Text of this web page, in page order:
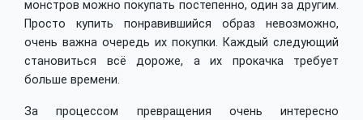
монстров можно покупать постепенно, один за другим.
Просто купить понравившийся образ невозможно,
очень важна очередь их покупки. Каждый следующий
становиться всё дороже, а их прокачка требует
больше времени.
За процессом превращения очень интересно